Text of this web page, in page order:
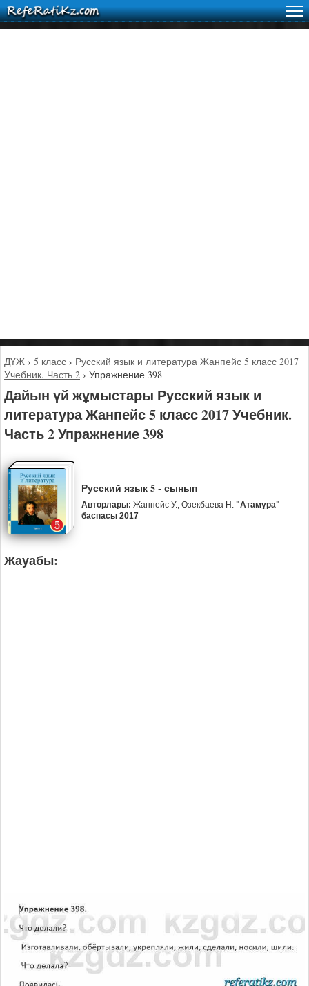
ДҮЖ › 5 класс › Русский язык и литература Жанпейс 5 класс 2017
Учебник. Часть 2 › Упражнение 398
Дайын үй жұмыстары Русский язык и
литература Жанпейс 5 класс 2017 Учебник.
Часть 2 Упражнение 398
Русский язык 5 - сынып
Авторлары: Жанпейс У., Озекбаева Н. "Атамұра"
баспасы 2017
Жауабы: